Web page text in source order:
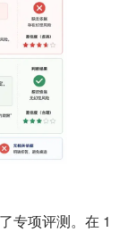
专项评测。在 1